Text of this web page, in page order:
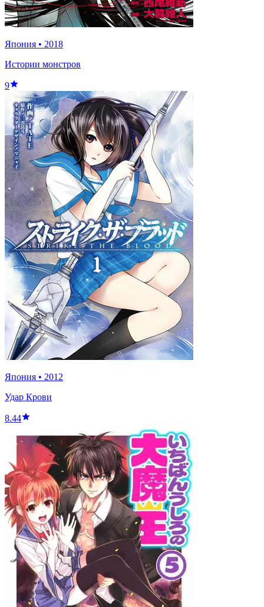
Япония • 2018
Истории монстров
9
Япония • 2012
Удар Крови
8.44